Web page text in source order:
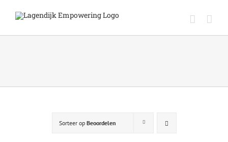
inhoud
Sorteer op Beoordelen